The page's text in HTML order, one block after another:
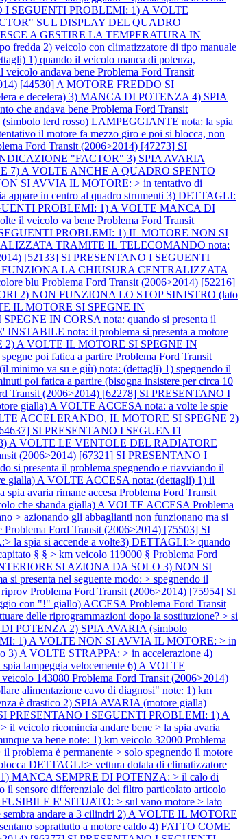
I SEGUENTI PROBLEMI: 1) A VOLTE
SUL DISPLAY DEL QUADRO
A GESTIRE LA TEMPERATURA IN
2) veicolo con climatizzatore di tipo manuale
1) quando il veicolo manca di potenza,
veicolo andava bene Problema Ford Transit
[44530] A MOTORE FREDDO SI
e decelera) 3) MANCA DI POTENZA 4) SPIA
che andava bene Problema Ford Transit
lerd rosso) LAMPEGGIANTE nota: la spia
il motore fa mezzo giro e poi si blocca, non
Ford Transit (2006>2014) [47273] SI
"FACTOR" 3) SPIA AVARIA
7) A VOLTE ANCHE A QUADRO SPENTO
SI AVVIA IL MOTORE: > in tentativo di
appare in centro al quadro strumenti 3) DETTAGLI:
PROBLEMI: 1) A VOLTE MANCA DI
il veicolo va bene Problema Ford Transit
PROBLEMI: 1) IL MOTORE NON SI
TRAMITE IL TELECOMANDO nota:
[52133] SI PRESENTANO I SEGUENTI
LA CHIUSURA CENTRALIZZATA
blu Problema Ford Transit (2006>2014) [52216]
2) NON FUNZIONA LO STOP SINISTRO (lato
IL MOTORE SI SPEGNE IN
IN CORSA nota: quando si presenta il
nota: il problema si presenta a motore
2) A VOLTE IL MOTORE SI SPEGNE IN
poi fatica a partire Problema Ford Transit
va su e giù) nota: (dettagli) 1) spegnendo il
poi fatica a partire (bisogna insistere per circa 10
Transit (2006>2014) [62278] SI PRESENTANO I
gialla) A VOLTE ACCESA nota: a volte le spie
ACCELERANDO, IL MOTORE SI SPEGNE 2)
SI PRESENTANO I SEGUENTI
A VOLTE LE VENTOLE DEL RADIATORE
(2006>2014) [67321] SI PRESENTANO I
presenta il problema spegnendo e riavviando il
gialla) A VOLTE ACCESA nota: (dettagli) 1) il
avaria rimane accesa Problema Ford Transit
che sbanda gialla) A VOLTE ACCESA Problema
> azionando gli abbaglianti non funzionano ma si
Problema Ford Transit (2006>2014) [75503] SI
spia si accende a volte3) DETTAGLI:> quando
§ § > km veicolo 119000 § Problema Ford
SI AZIONA DA SOLO 3) NON SI
presenta nel seguente modo: > spegnendo il
riprov Problema Ford Transit (2006>2014) [75954] SI
con "!" giallo) ACCESA Problema Ford Transit
delle riprogrammazioni dopo la sostituzione? > si
POTENZA 2) SPIA AVARIA (simbolo
1) A VOLTE NON SI AVVIA IL MOTORE: > in
3) A VOLTE STRAPPA: > in accelerazione 4)
lampeggia velocemente 6) A VOLTE
143080 Problema Ford Transit (2006>2014)
alimentazione cavo di diagnosi" note: 1) km
è drastico 2) SPIA AVARIA (motore gialla)
PRESENTANO I SEGUENTI PROBLEMI: 1) A
veicolo ricomincia andare bene > la spia avaria
va bene note: 1) km veicolo 32000 Problema
è permanente > solo spegnendo il motore
DETTAGLI:> vettura dotata di climatizzatore
MANCA SEMPRE DI POTENZA: > il calo di
sensore differenziale del filtro particolato articolo
E' SITUATO: > sul vano motore > lato
andare a 3 cilindri 2) A VOLTE IL MOTORE
soprattutto a motore caldo 4) FATTO COME